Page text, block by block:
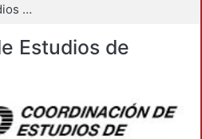
Coordinación de Estudios de Posgrado - CBI
Estudios de